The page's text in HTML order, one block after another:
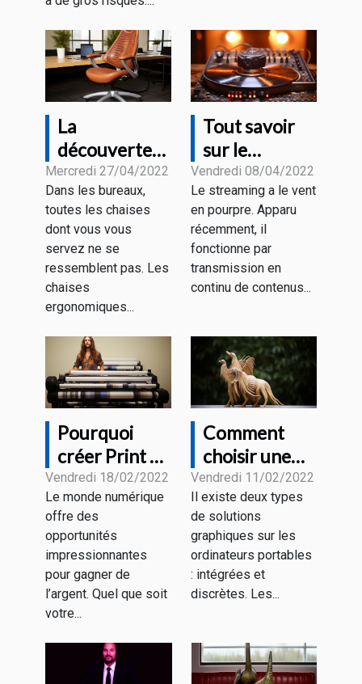
La
découverte
de la chaise
de bureau
ergonomique
Mercredi 27/04/2022
Dans les bureaux,
toutes les chaises
dont vous vous
servez ne se
ressemblent pas. Les
chaises
ergonomiques...
Tout savoir
sur le
streaming
Vendredi 08/04/2022
Le streaming a le vent
en pourpre. Apparu
récemment, il
fonctionne par
transmission en
continu de contenus...
Pourquoi
créer Print on
Demand et
Comment ça
fonctionne?
Vendredi 18/02/2022
Le monde numérique
offre des
opportunités
impressionnantes
pour gagner de
l’argent. Quel que soit
votre...
Comment
choisir une
carte
graphique
pour un
ordinateur
portatif ?
Vendredi 11/02/2022
Il existe deux types
de solutions
graphiques sur les
ordinateurs portables
: intégrées et
discrètes. Les...